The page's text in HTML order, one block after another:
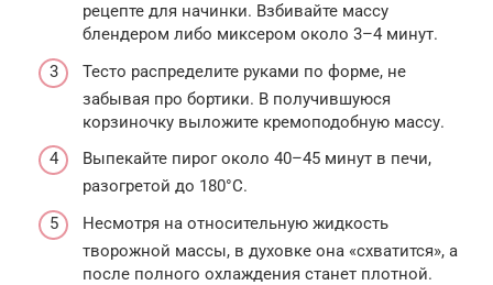
рецепте для начинки. Взбивайте массу
блендером либо миксером около 3–4 минут.
Тесто распределите руками по форме, не
забывая про бортики. В получившуюся
корзиночку выложите кремоподобную массу.
Выпекайте пирог около 40–45 минут в печи,
разогретой до 180°С.
Несмотря на относительную жидкость
творожной массы, в духовке она «схватится», а
после полного охлаждения станет плотной.